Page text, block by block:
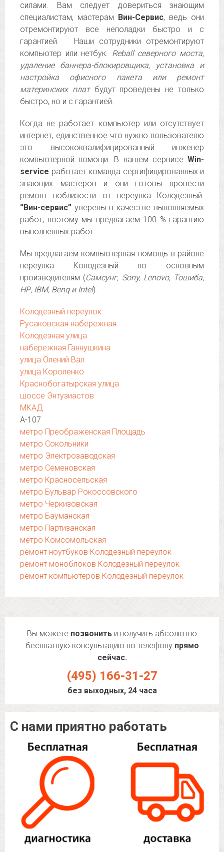
силами. Вам следует довериться знающим
специалистам, мастерам Вин-Сервис, ведь они
отремонтируют все неполадки быстро и с
гарантией. Наши сотрудники отремонтируют
компьютер или нетбук. Reball северного моста,
удаление баннера-блокировщика, установка и
настройка офисного пакета или ремонт
материнских платбудут проведены не только
быстро, но и с гарантией.
Когда не работает компьютер или отсутствует
интернет, единственное что нужно пользователю
это высококвалифицированный инженер
компьютерной помощи. В нашем сервисе Win-
service работает команда сертифицированных и
знающих мастеров и они готовы провести
ремонт поблизости от переулка Колодезный.
“Вин-сервис” уверены в качестве выполняемых
работ, поэтому мы предлагаем 100 % гарантию
выполненных работ.
Мы предлагаем компьютерная помощь в районе
переулка Колодезный по основным
производителям (Самсунг, Sony, Lenovo, Тошиба,
НР, IBM, Benq и Intel).
Колодезный переулок
Русаковская набережная
Колодезная улица
набережная Ганнушкина
улица Олений Вал
улица Короленко
Краснобогатырская улица
шоссе Энтузиастов
МКАД
А-107
метро Преображенская Площадь
метро Сокольники
метро Электрозаводская
метро Семеновская
метро Красносельская
метро Бульвар Рокоссовского
метро Черкизовская
метро Бауманская
метро Партизанская
метро Комсомольская
ремонт ноутбуков Колодезный переулок
ремонт моноблоков Колодезный переулок
ремонт компьютеров Колодезный переулок
Вы можете позвонить и получить абсолютно
бесплатную консультацию по телефону прямо
сейчас.
(495) 166-31-27
без выходных, 24 часа
С нами приятно работать